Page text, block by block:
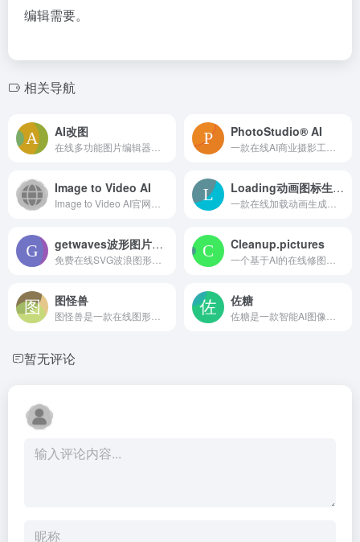
编辑需要。
相关导航
AI改图 PhotoStudio® AI
Image to Video AI Loading动画图标生成器
getwaves波形图片设计 Cleanup.pictures
图怪兽 佐糖
暂无评论